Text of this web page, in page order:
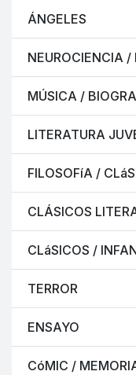
ÁNGELES
NEUROCIENCIA /
MÚSICA /
LITERATURA
FILOSOFíA /
CLÁSICOS
CLáSICOS /
TERROR
ENSAYO
CóMIC /